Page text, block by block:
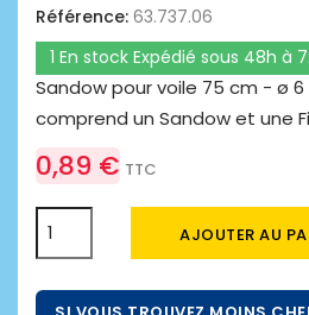
Référence: 63.737.06
1 En stock Expédié sous 48h à
Sandow pour voile 75 cm - ø
comprend un Sandow et une
0,89 € TTC
AJOUTER AU